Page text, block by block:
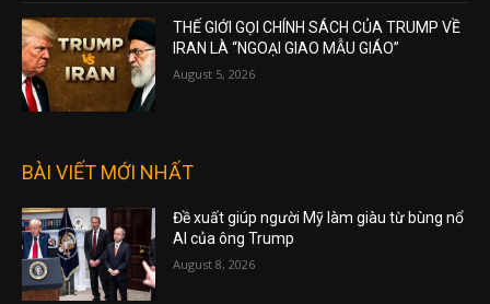
THẾ GIỚI GỌI CHÍNH SÁCH CỦA TRUMP VỀ
IRAN LÀ “NGOẠI GIAO MẪU GIÁO”
August 5, 2026
BÀI VIẾT MỚI NHẤT
Đề xuất giúp người Mỹ làm giàu từ bùng nổ
AI của ông Trump
August 8, 2026